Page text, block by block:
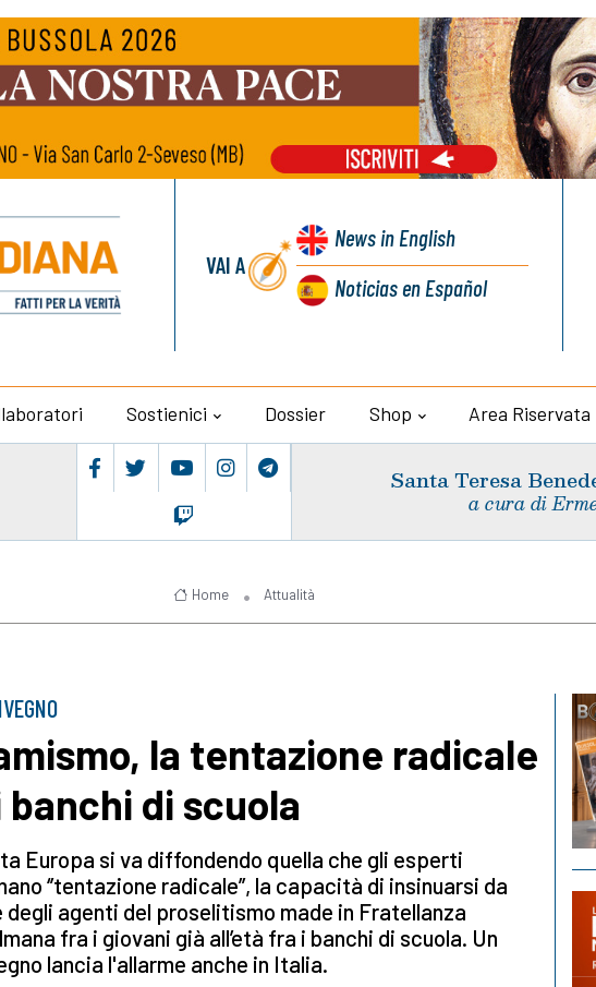
VAI A
Newsin English
Noticiasen Español
Sostienici Dossier Shop Area Riservata
Santa Teresa
a cura di
Home Attualità
la tentazione radicale
banchi di scuola
Europa si va diffondendo quella che gli esperti
‘’tentazione radicale’’, la capacità di insinuarsi da
agenti del proselitismo made in Fratellanza
fra i giovani già all’età fra i banchi di scuola. Un
lancia l'allarme anche in Italia.